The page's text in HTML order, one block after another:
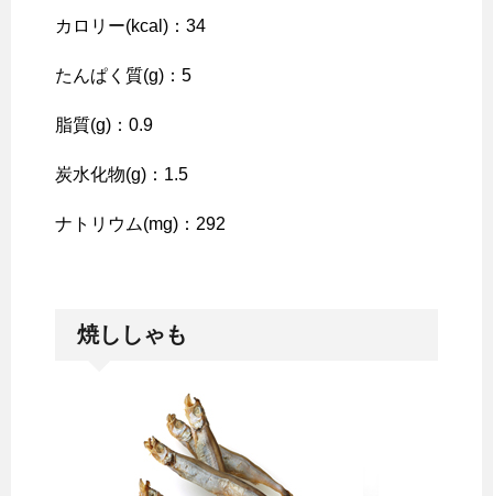
カロリー(kcal)：34
たんぱく質(g)：5
脂質(g)：0.9
炭水化物(g)：1.5
ナトリウム(mg)：292
焼ししゃも